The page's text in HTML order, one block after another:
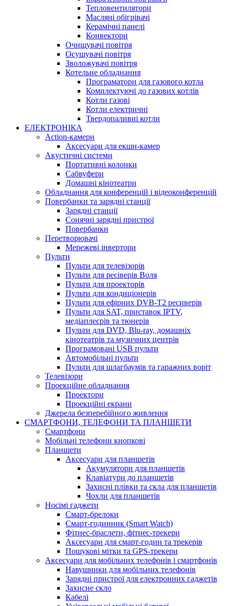
Тепловентилятори
Масляні обігрівачі
Керамічні панелі
Конвектори
Очищувачі повітря
Осушувачі повітря
Зволожувачі повітря
Котельне обладнання
Програматори для газового котла
Комплектуючі до газових котлів
Котли газові
Котли електричні
Твердопаливні котли
ЕЛЕКТРОНІКА
Action-камери
Аксесуари для екшн-камер
Акустичні системи
Портативні колонки
Сабвуфери
Домашні кінотеатри
Обладнання для конференцій і відеоконференцій
Повербанки та зарядні станції
Зарядні станції
Сонячні зарядні пристрої
Повербанки
Перетворювачі
Мережеві інвертори
Пульти
Пульти для телевізорів
Пульти для ресіверів Воля
Пульти для проекторів
Пульти для кондиціонерів
Пульти для ефірних DVB-T2 ресиверів
Пульти для SAT, приставок IPTV,
медіаплеєрів та тюнерів
Пульти для DVD, Blu-ray, домашніх
кінотеатрів та музичних центрів
Програмовані USB пульти
Автомобільні пульти
Пульти для шлагбаумів та гаражних воріт
Телевізори
Проекційне обладнання
Проектори
Проекційні екрани
Джерела безперебійного живлення
СМАРТФОНИ, ТЕЛЕФОНИ ТА ПЛАНШЕТИ
Смартфони
Мобільні телефони кнопкові
Планшети
Аксесуари для планшетів
Акумулятори для планшетів
Клавіатури до планшетів
Захисні плівки та скла для планшетів
Чохли для планшетів
Носімі гаджети
Смарт-брелоки
Смарт-годинник (Smart Watch)
Фітнес-браслети, фітнес-трекери
Аксесуари для смарт-годин та трекерів
Пошукові мітки та GPS-трекери
Аксесуари для мобільних телефонів і смартфонів
Навушники для мобільних телефонів
Зарядні пристрої для електронних гаджетів
Захисне скло
Кабелі